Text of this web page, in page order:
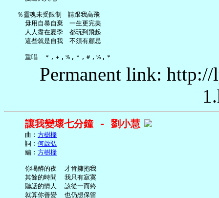
   ％靈魂未受限制　請跟我高飛
     毋用自暴自棄　一生更完美
     人人盡在夏季　都玩到飛起
     這些就是自我　不須有顧忌
Permanent link:
讓我變壞七分鐘 - 劉小慧
     曲︰
方樹樑
     詞︰
何啟弘
     編︰
方樹樑
     你喝醉的夜  才肯擁抱我
     其餘的時間  我只有寂寞
     聽話的情人  該從一而終
     就算你善變  也仍想保留